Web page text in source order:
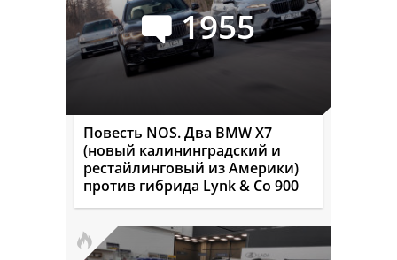
1955
Повесть NOS. Два BMW X7
(новый калининградский и
рестайлинговый из Америки)
против гибрида Lynk & Co 900